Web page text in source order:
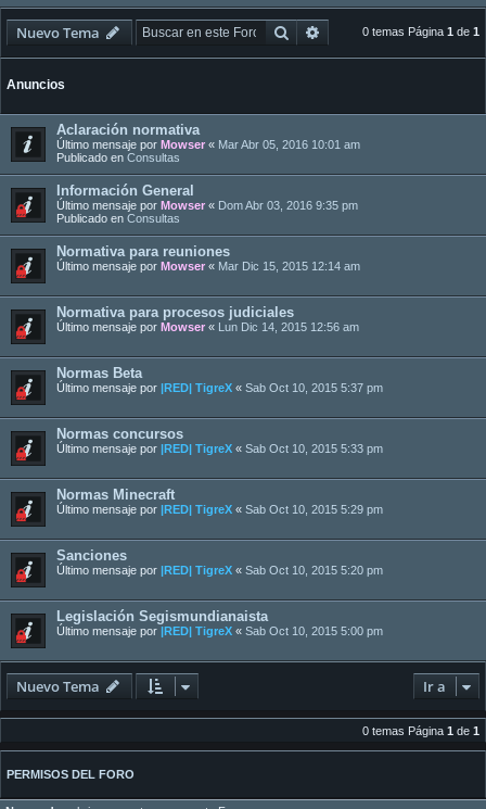
Nuevo Tema Buscar Búsqueda avanzada
0 temas Página 1 de 1
Anuncios
Aclaración normativa
Último mensaje por Mowser « Mar Abr 05, 2016 10:01 am
Publicado en Consultas
Información General
Último mensaje por Mowser « Dom Abr 03, 2016 9:35 pm
Publicado en Consultas
Normativa para reuniones
Último mensaje por Mowser « Mar Dic 15, 2015 12:14 am
Normativa para procesos judiciales
Último mensaje por Mowser « Lun Dic 14, 2015 12:56 am
Normas Beta
Último mensaje por |RED| TigreX « Sab Oct 10, 2015 5:37 pm
Normas concursos
Último mensaje por |RED| TigreX « Sab Oct 10, 2015 5:33 pm
Normas Minecraft
Último mensaje por |RED| TigreX « Sab Oct 10, 2015 5:29 pm
Sanciones
Último mensaje por |RED| TigreX « Sab Oct 10, 2015 5:20 pm
Legislación Segismundianaista
Último mensaje por |RED| TigreX « Sab Oct 10, 2015 5:00 pm
Nuevo Tema Ir a
0 temas Página 1 de 1
PERMISOS DEL FORO